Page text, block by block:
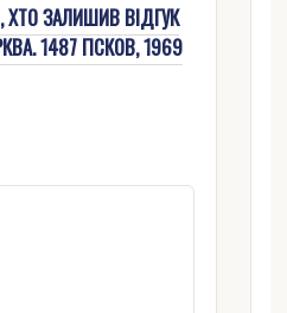
ЗАЛИШИВ ВІДГУК
1487 ПСКОВ, 1969